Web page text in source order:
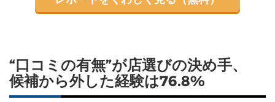
“口コミの有無”が店選びの決め手、
候補から外した経験は76.8%